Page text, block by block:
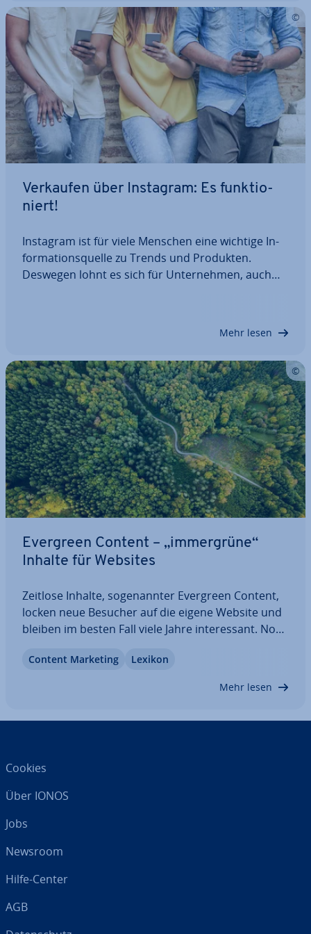
Verkaufen über Instagram: Es funk­tio­
niert!
Instagram ist für viele Menschen eine wichtige In­
for­ma­ti­ons­quel­le zu Trends und Produkten.
Deswegen lohnt es sich für Un­ter­neh­men, auch
Mehr lesen
Evergreen Content – „im­mer­grü­ne“
Inhalte für Websites
Zeitlose Inhalte, so­ge­nann­ter Evergreen Content,
locken neue Besucher auf die eigene Website und
bleiben im besten Fall viele Jahre in­ter­es­sant. Noch
rich­ten sind dabei re­dak­tio­nel­le Qualität und gute
Content Marketing Lexikon
Mehr lesen
Cookies
Über IONOS
Jobs
Newsroom
Hilfe-Center
AGB